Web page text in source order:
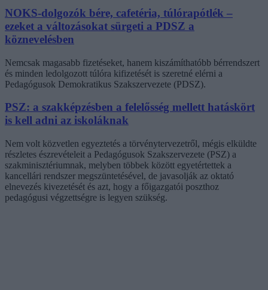
NOKS-dolgozók bére, cafetéria, túlórapótlék –
ezeket a változásokat sürgeti a PDSZ a
köznevelésben
Nemcsak magasabb fizetéseket, hanem kiszámíthatóbb bérrendszert
és minden ledolgozott túlóra kifizetését is szeretné elérni a
Pedagógusok Demokratikus Szakszervezete (PDSZ).
PSZ: a szakképzésben a felelősség mellett hatáskört
is kell adni az iskoláknak
Nem volt közvetlen egyeztetés a törvénytervezetről, mégis elküldte
részletes észrevételeit a Pedagógusok Szakszervezete (PSZ) a
szakminisztériumnak, melyben többek között egyetértettek a
kancellári rendszer megszüntetésével, de javasolják az oktató
elnevezés kivezetését és azt, hogy a főigazgatói poszthoz
pedagógusi végzettségre is legyen szükség.